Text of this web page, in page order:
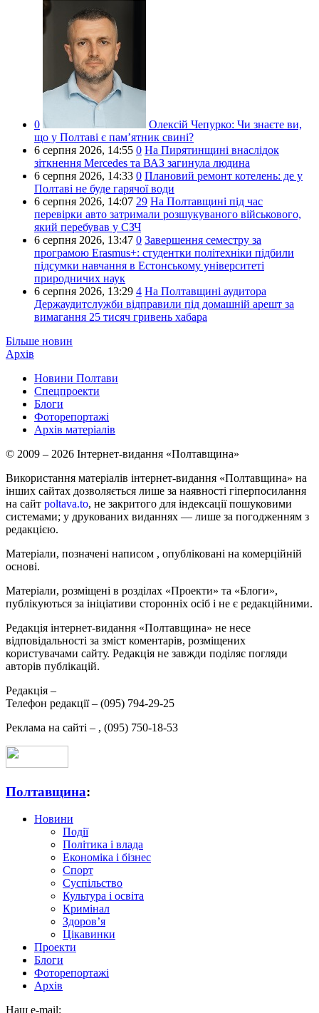
0 Олексій Чепурко: Чи знаєте ви,
що у Полтаві є пам’ятник свині?
6 серпня 2026, 14:55 0 На Пирятинщині внаслідок
зіткнення Mercedes та ВАЗ загинула людина
6 серпня 2026, 14:33 0 Плановий ремонт котелень: де у
Полтаві не буде гарячої води
6 серпня 2026, 14:07 29 На Полтавщині під час
перевірки авто затримали розшукуваного військового,
який перебував у СЗЧ
6 серпня 2026, 13:47 0 Завершення семестру за
програмою Erasmus+: студентки політехніки підбили
підсумки навчання в Естонському університеті
природничих наук
6 серпня 2026, 13:29 4 На Полтавщині аудитора
Держаудитслужби відправили під домашній арешт за
вимагання 25 тисяч гривень хабара
Більше новин
Архів
Новини Полтави
Спецпроекти
Блоги
Фоторепортажі
Архів матеріалів
© 2009 – 2026 Інтернет-видання «Полтавщина»
Використання матеріалів інтернет-видання «Полтавщина» на
інших сайтах дозволяється лише за наявності гіперпосилання
на сайт poltava.to, не закритого для індексації пошуковими
системами; у друкованих виданнях — лише за погодженням з
редакцією.
Матеріали, позначені написом , опубліковані на комерційній
основі.
Матеріали, розміщені в розділах «Проекти» та «Блоги»,
публікуються за ініціативи сторонніх осіб і не є редакційними.
Редакція інтернет-видання «Полтавщина» не несе
відповідальності за зміст коментарів, розміщених
користувачами сайту. Редакція не завжди поділяє погляди
авторів публікацій.
Редакція –
Телефон редакції – (095) 794-29-25
Реклама на сайті – , (095) 750-18-53
Полтавщина:
Новини
Події
Політика і влада
Економіка і бізнес
Спорт
Суспільство
Культура і освіта
Кримінал
Здоров’я
Цікавинки
Проекти
Блоги
Фоторепортажі
Архів
Наш e-mail: